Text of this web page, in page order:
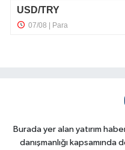
Burada yer alan yatırım
danışmanlığı